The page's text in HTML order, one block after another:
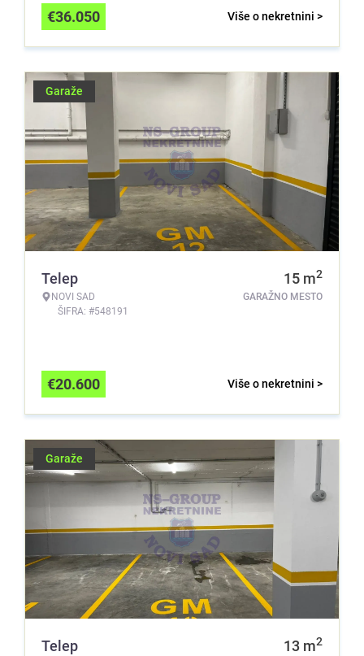
Više o nekretnini >
€36.050
Garaže
Telep
NOVI SAD
ŠIFRA: #548191
15 m2
GARAŽNO MESTO
Više o nekretnini >
€20.600
Garaže
Telep 13 m2